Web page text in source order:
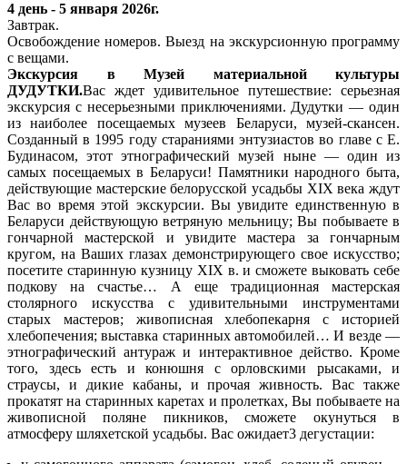
4 день - 5 января 2026г.
Завтрак.
Освобождение номеров. Выезд на экскурсионную программу
с вещами.
Экскурсия в Музей материальной культуры
ДУДУТКИ.Вас ждет удивительное путешествие: серьезная
экскурсия с несерьезными приключениями. Дудутки — один
из наиболее посещаемых музеев Беларуси, музей-скансен.
Созданный в 1995 году стараниями энтузиастов во главе с Е.
Будинасом, этот этнографический музей ныне — один из
самых посещаемых в Беларуси! Памятники народного быта,
действующие мастерские белорусской усадьбы XIX века ждут
Вас во время этой экскурсии. Вы увидите единственную в
Беларуси действующую ветряную мельницу; Вы побываете в
гончарной мастерской и увидите мастера за гончарным
кругом, на Ваших глазах демонстрирующего свое искусство;
посетите старинную кузницу XIX в. и сможете выковать себе
подкову на счастье… А еще традиционная мастерская
столярного искусства с удивительными инструментами
старых мастеров; живописная хлебопекарня с историей
хлебопечения; выставка старинных автомобилей… И везде —
этнографический антураж и интерактивное действо. Кроме
того, здесь есть и конюшня с орловскими рысаками, и
страусы, и дикие кабаны, и прочая живность. Вас также
прокатят на старинных каретах и пролетках, Вы побываете на
живописной поляне пикников, сможете окунуться в
атмосферу шляхетской усадьбы. Вас ожидает3 дегустации: